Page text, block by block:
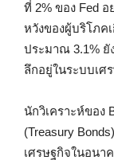
ที่ 2% ของ Fed อ
หวังของผู้บริโภค
ประมาณ 3.1%
ลึกอยู่ในระบบเศ
นักวิเคราะห์ของ
(Treasury
เศรษฐกิจในอน